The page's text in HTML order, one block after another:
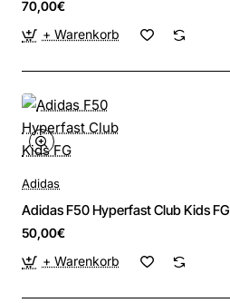
70,00€
+ Warenkorb
Adidas
Adidas F50 Hyperfast Club Kids FG
50,00€
+ Warenkorb